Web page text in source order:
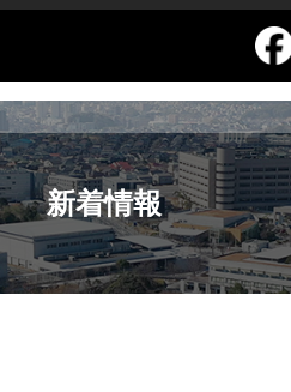
新着情報